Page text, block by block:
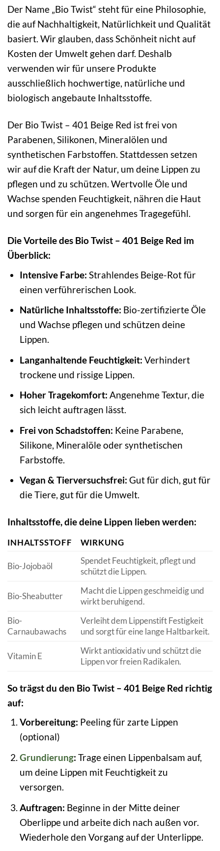
Der Name „Bio Twist“ steht für eine Philosophie,
die auf Nachhaltigkeit, Natürlichkeit und Qualität
basiert. Wir glauben, dass Schönheit nicht auf
Kosten der Umwelt gehen darf. Deshalb
verwenden wir für unsere Produkte
ausschließlich hochwertige, natürliche und
biologisch angebaute Inhaltsstoffe.
Der Bio Twist – 401 Beige Red ist frei von
Parabenen, Silikonen, Mineralölen und
synthetischen Farbstoffen. Stattdessen setzen
wir auf die Kraft der Natur, um deine Lippen zu
pflegen und zu schützen. Wertvolle Öle und
Wachse spenden Feuchtigkeit, nähren die Haut
und sorgen für ein angenehmes Tragegefühl.
Die Vorteile des Bio Twist – 401 Beige Red im
Überblick:
Intensive Farbe: Strahlendes Beige-Rot für
einen verführerischen Look.
Natürliche Inhaltsstoffe: Bio-zertifizierte Öle
und Wachse pflegen und schützen deine
Lippen.
Langanhaltende Feuchtigkeit: Verhindert
trockene und rissige Lippen.
Hoher Tragekomfort: Angenehme Textur, die
sich leicht auftragen lässt.
Frei von Schadstoffen: Keine Parabene,
Silikone, Mineralöle oder synthetischen
Farbstoffe.
Vegan & Tierversuchsfrei: Gut für dich, gut für
die Tiere, gut für die Umwelt.
Inhaltsstoffe, die deine Lippen lieben werden:
INHALTSSTOFF WIRKUNG
Bio-Jojobaöl
Spendet Feuchtigkeit, pflegt und
schützt die Lippen.
Bio-Sheabutter
Macht die Lippen geschmeidig und
wirkt beruhigend.
Bio-
Carnaubawachs
Verleiht dem Lippenstift Festigkeit
und sorgt für eine lange Haltbarkeit.
Vitamin E
Wirkt antioxidativ und schützt die
Lippen vor freien Radikalen.
So trägst du den Bio Twist – 401 Beige Red richtig
auf:
Vorbereitung: Peeling für zarte Lippen
(optional)
Grundierung: Trage einen Lippenbalsam auf,
um deine Lippen mit Feuchtigkeit zu
versorgen.
Auftragen: Beginne in der Mitte deiner
Oberlippe und arbeite dich nach außen vor.
Wiederhole den Vorgang auf der Unterlippe.